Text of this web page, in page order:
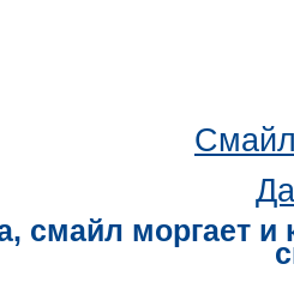
смайл моргает и